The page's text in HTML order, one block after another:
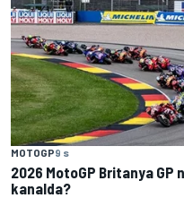
MOTOGP9 s
2026 MotoGP Britanya
kanalda?